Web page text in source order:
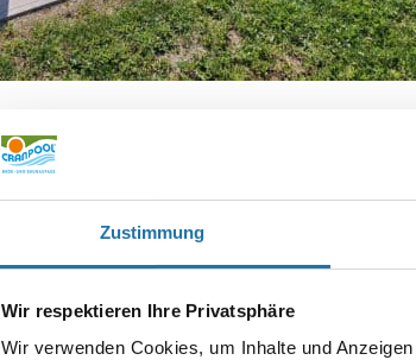
Zustimmung
Wir respektieren Ihre Privatsphäre
Wir verwenden Cookies, um Inhalte und